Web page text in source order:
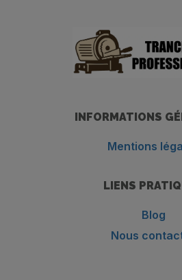
INFORMATIONS
Mentions
LIENS
Blog
Nous